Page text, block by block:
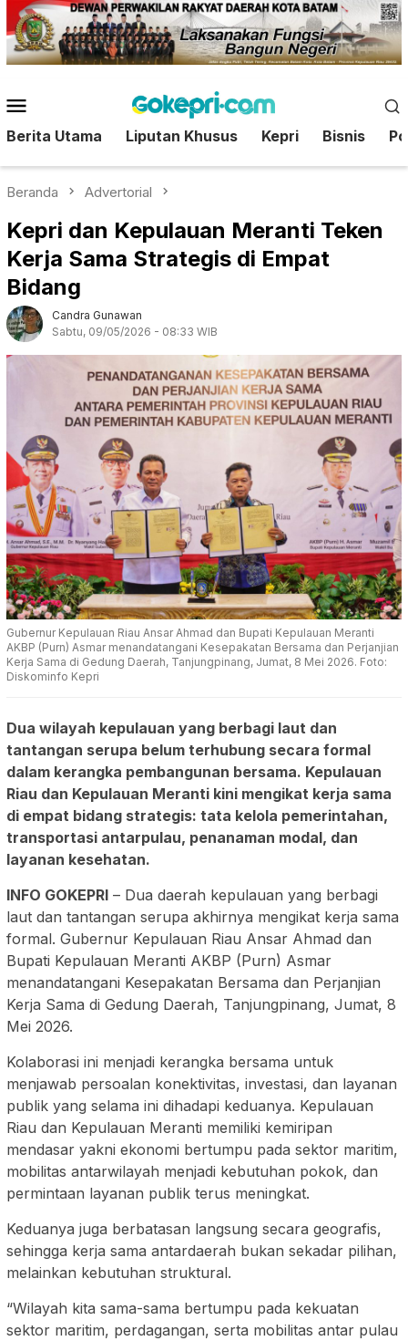
Loncat
ke
konten
Mobile
Berita Utama Liputan Khusus Kepri Bisnis
Beranda Advertorial
Kepri dan Kepulauan Meranti Teken
Kerja Sama Strategis di Empat
Bidang
Candra Gunawan
Sabtu, 09/05/2026 - 08:33 WIB
Gubernur Kepulauan Riau Ansar Ahmad dan Bupati Kepulauan Meranti
AKBP (Purn) Asmar menandatangani Kesepakatan Bersama dan Perjanjian
Kerja Sama di Gedung Daerah, Tanjungpinang, Jumat, 8 Mei 2026. Foto:
Diskominfo Kepri
Dua wilayah kepulauan yang berbagi laut dan
tantangan serupa belum terhubung secara formal
dalam kerangka pembangunan bersama. Kepulauan
Riau dan Kepulauan Meranti kini mengikat kerja sama
di empat bidang strategis: tata kelola pemerintahan,
transportasi antarpulau, penanaman modal, dan
layanan kesehatan.
INFO GOKEPRI – Dua daerah kepulauan yang berbagi
laut dan tantangan serupa akhirnya mengikat kerja sama
formal. Gubernur Kepulauan Riau Ansar Ahmad dan
Bupati Kepulauan Meranti AKBP (Purn) Asmar
menandatangani Kesepakatan Bersama dan Perjanjian
Kerja Sama di Gedung Daerah, Tanjungpinang, Jumat, 8
Mei 2026.
Kolaborasi ini menjadi kerangka bersama untuk
menjawab persoalan konektivitas, investasi, dan layanan
publik yang selama ini dihadapi keduanya. Kepulauan
Riau dan Kepulauan Meranti memiliki kemiripan
mendasar yakni ekonomi bertumpu pada sektor maritim,
mobilitas antarwilayah menjadi kebutuhan pokok, dan
permintaan layanan publik terus meningkat.
Keduanya juga berbatasan langsung secara geografis,
sehingga kerja sama antardaerah bukan sekadar pilihan,
melainkan kebutuhan struktural.
“Wilayah kita sama-sama bertumpu pada kekuatan
sektor maritim, perdagangan, serta mobilitas antar pulau